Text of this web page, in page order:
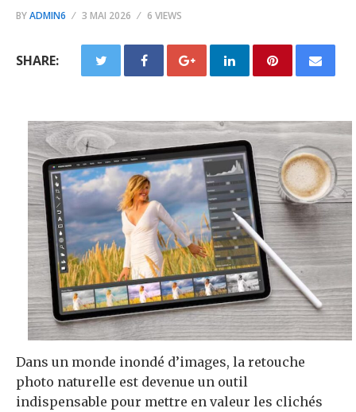
BYADMIN6 3 MAI 2026 6 VIEWS
SHARE:
Dans un monde inondé d’images, la retouche
photo naturelle est devenue un outil
indispensable pour mettre en valeur les clichés